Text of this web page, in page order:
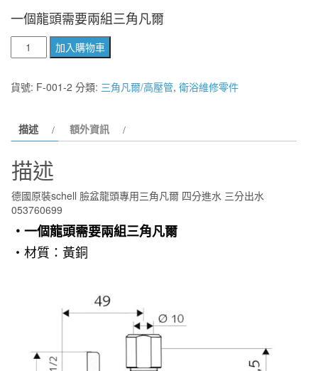
一個龍頭需要兩組三角凡爾
國
原
裝
臉
龍
專
角
加入購物車
貨號: F-001-2 分類: 三角凡爾/高壓管, 衛浴維修零件
描述 額外資訊
描述
德國原裝schell 臉盆龍頭專用三角凡爾 四分進水 三分出水
053760699
・一個龍頭需要兩組三角凡爾
・材質：黃銅